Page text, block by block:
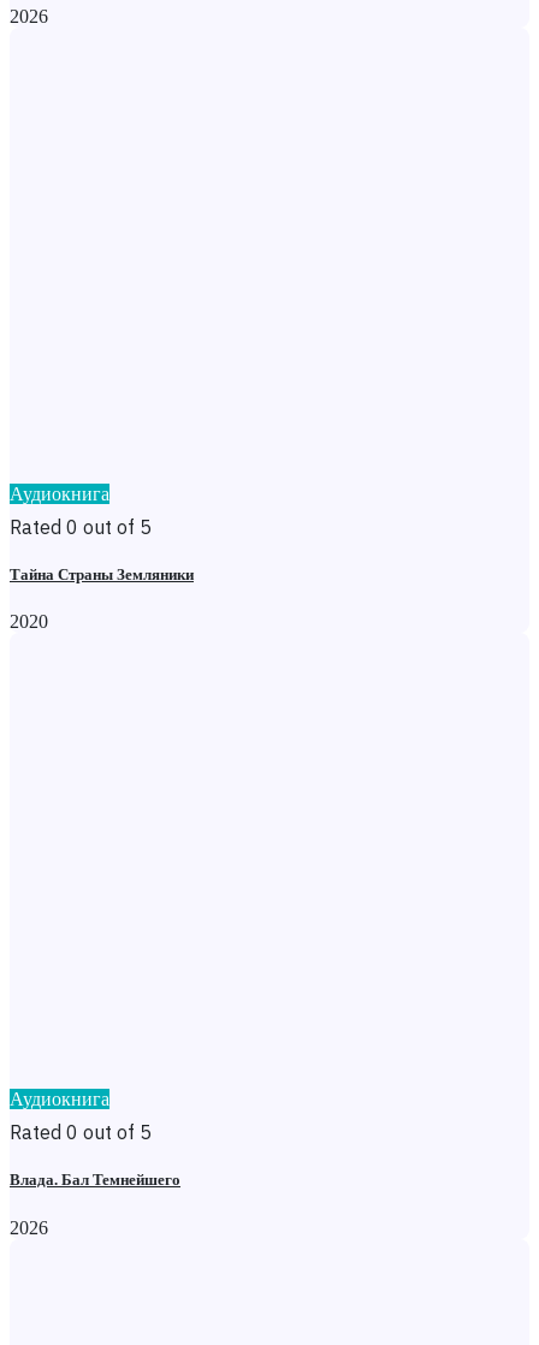
2026
Аудиокнига
Rated 0 out of 5
Тайна Страны Земляники
2020
Аудиокнига
Rated 0 out of 5
Влада. Бал Темнейшего
2026